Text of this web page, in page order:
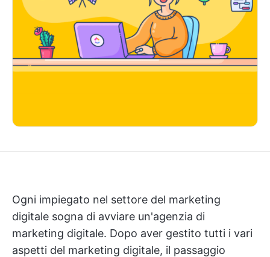
Ogni impiegato nel settore del marketing
digitale sogna di avviare un'agenzia di
marketing digitale. Dopo aver gestito tutti i vari
aspetti del marketing digitale, il passaggio